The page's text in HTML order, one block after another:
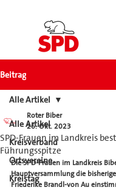
Beitrag
Alle Artikel
Kreisverband
Ortsvereine
Kreistag
Alle Artikel
SPD-Frauen im Landkreis
Führungsspitze
Roter Biber
26. Okt. 2023
Die SPD-Frauen im Landkreis
Hauptversammlung die
Friederike Brandl-von Au